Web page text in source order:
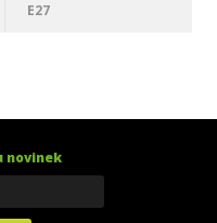
E27
novinek